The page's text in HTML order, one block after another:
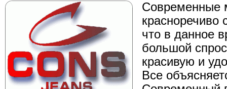
Современные
красноречиво
что в данное
большой
красивую и
Все